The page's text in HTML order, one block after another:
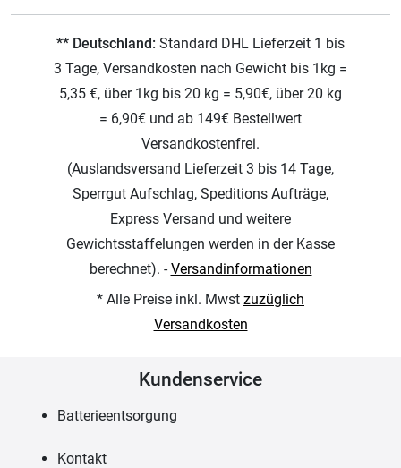
** Deutschland: Standard DHL Lieferzeit 1 bis
3 Tage, Versandkosten nach Gewicht bis 1kg =
5,35 €, über 1kg bis 20 kg = 5,90€, über 20 kg
= 6,90€ und ab 149€ Bestellwert
Versandkostenfrei.
(Auslandsversand Lieferzeit 3 bis 14 Tage,
Sperrgut Aufschlag, Speditions Aufträge,
Express Versand und weitere
Gewichtsstaffelungen werden in der Kasse
berechnet). -Versandinformationen
* Alle Preise inkl. Mwst zuzüglich
Versandkosten
Kundenservice
Batterieentsorgung
Kontakt